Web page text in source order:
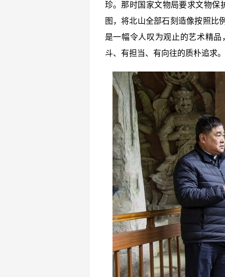
珍。那时国家文物局要求文物保
图，将北山全部石刻造像按照比
是一幅令人叹为观止的艺术精
斗、有担当、有向往的质朴追求。